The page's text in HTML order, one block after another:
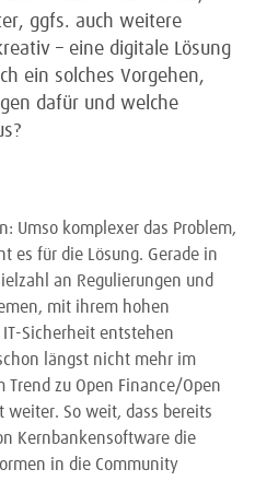
ggfs. auch weitere
– eine digitale Lösung
ein solches Vorgehen,
dafür und welche
Umso komplexer das Problem,
es für die Lösung. Gerade in
an Regulierungen und
mit ihrem hohen
Sicherheit entstehen
längst nicht mehr im
zu Open Finance/Open
So weit, dass bereits
Kernbankensoftware die
in die Community